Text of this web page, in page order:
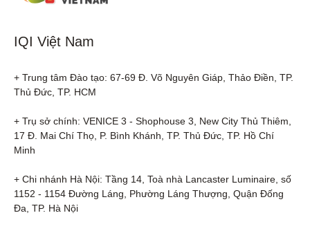
IQI Việt Nam
+ Trung tâm Đào tạo: 67-69 Đ. Võ Nguyên Giáp, Thảo Điền, TP.
Thủ Đức, TP. HCM
+ Trụ sở chính: VENICE 3 - Shophouse 3, New City Thủ Thiêm,
17 Đ. Mai Chí Thọ, P. Bình Khánh, TP. Thủ Đức, TP. Hồ Chí
Minh
+ Chi nhánh Hà Nội: Tầng 14, Toà nhà Lancaster Luminaire, số
1152 - 1154 Đường Láng, Phường Láng Thượng, Quận Đống
Đa, TP. Hà Nội